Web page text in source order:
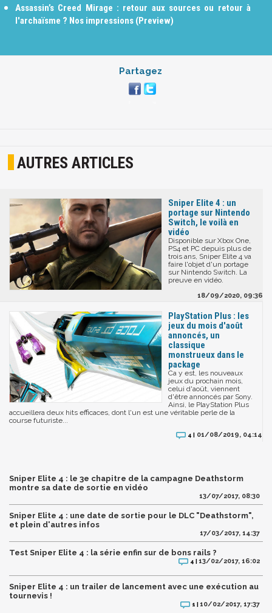
Assassin’s Creed Mirage : retour aux sources ou retour à
l'archaïsme ? Nos impressions (Preview)
Partagez
AUTRES ARTICLES
Sniper Elite 4 : un
portage sur Nintendo
Switch, le voilà en
vidéo
Disponible sur Xbox One,
PS4 et PC depuis plus de
trois ans, Sniper Elite 4 va
faire l'objet d'un portage
sur Nintendo Switch. La
preuve en vidéo.
18/09/2020, 09:36
PlayStation Plus : les
jeux du mois d'août
annoncés, un
classique
monstrueux dans le
package
Ca y est, les nouveaux
jeux du prochain mois,
celui d'août, viennent
d'être annoncés par Sony.
Ainsi, le PlayStation Plus
accueillera deux hits efficaces, dont l'un est une véritable perle de la
course futuriste...
4 | 01/08/2019, 04:14
Sniper Elite 4 : le 3e chapitre de la campagne Deathstorm
montre sa date de sortie en vidéo
13/07/2017, 08:30
Sniper Elite 4 : une date de sortie pour le DLC "Deathstorm",
et plein d'autres infos
17/03/2017, 14:37
Test Sniper Elite 4 : la série enfin sur de bons rails ?
4 |13/02/2017, 16:02
Sniper Elite 4 : un trailer de lancement avec une exécution au
tournevis !
1 |10/02/2017, 17:37